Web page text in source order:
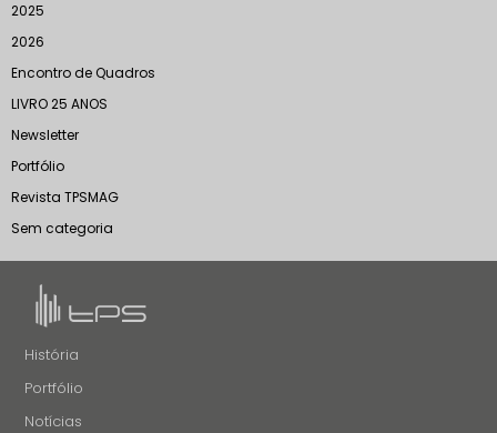
2025
2026
Encontro de Quadros
LIVRO 25 ANOS
Newsletter
Portfólio
Revista TPSMAG
Sem categoria
História
Portfólio
Notícias